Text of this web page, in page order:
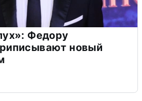
Федору
новый